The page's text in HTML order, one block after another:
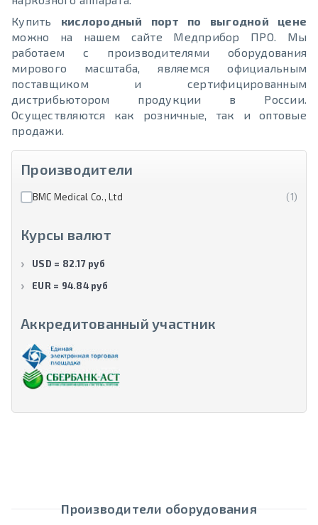
Купить кислородный порт по выгодной цене
можно на нашем сайте Медприбор ПРО. Мы
работаем с производителями оборудования
мирового масштаба, являемся официальным
поставщиком и сертифицированным
дистрибьютором продукции в России.
Осуществляются как розничные, так и оптовые
продажи.
Производители
BMC Medical Co., Ltd (1)
Курсы валют
USD = 82.17 руб
EUR = 94.84 руб
Аккредитованный участник
Производители оборудования